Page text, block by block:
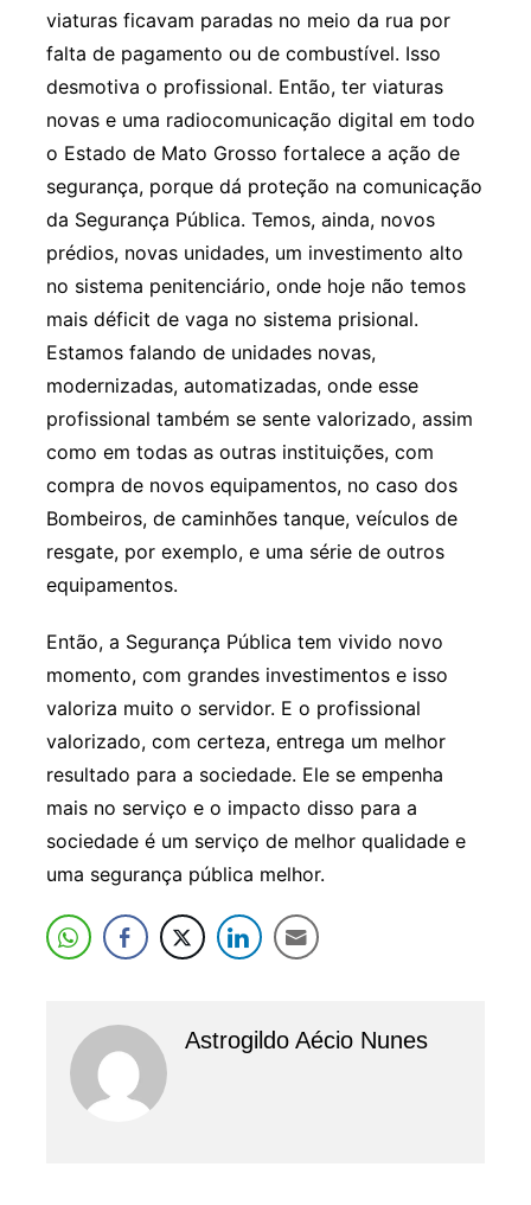
viaturas ficavam paradas no meio da rua por
falta de pagamento ou de combustível. Isso
desmotiva o profissional. Então, ter viaturas
novas e uma radiocomunicação digital em todo
o Estado de Mato Grosso fortalece a ação de
segurança, porque dá proteção na comunicação
da Segurança Pública. Temos, ainda, novos
prédios, novas unidades, um investimento alto
no sistema penitenciário, onde hoje não temos
mais déficit de vaga no sistema prisional.
Estamos falando de unidades novas,
modernizadas, automatizadas, onde esse
profissional também se sente valorizado, assim
como em todas as outras instituições, com
compra de novos equipamentos, no caso dos
Bombeiros, de caminhões tanque, veículos de
resgate, por exemplo, e uma série de outros
equipamentos.
Então, a Segurança Pública tem vivido novo
momento, com grandes investimentos e isso
valoriza muito o servidor. E o profissional
valorizado, com certeza, entrega um melhor
resultado para a sociedade. Ele se empenha
mais no serviço e o impacto disso para a
sociedade é um serviço de melhor qualidade e
uma segurança pública melhor.
Astrogildo Aécio Nunes